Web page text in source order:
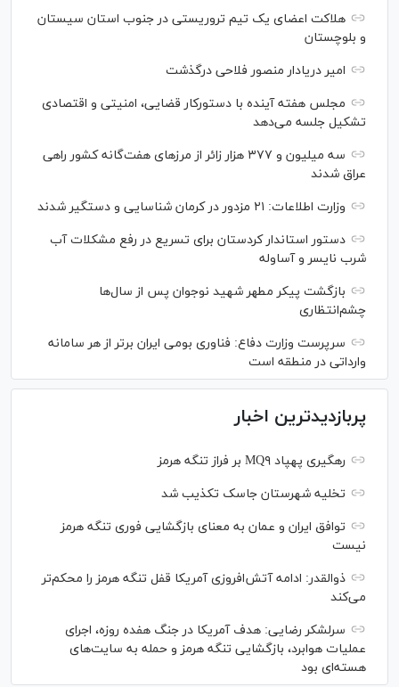
هلاکت اعضای یک تیم تروریستی در جنوب استان سیستان
و بلوچستان
امیر دریادار منصور فلاحی درگذشت
مجلس هفته آینده با دستورکار قضایی، امنیتی و اقتصادی
تشکیل جلسه می‌دهد
سه میلیون و ۳۷۷ هزار زائر از مرز‌های هفت‌گانه کشور راهی
عراق شدند
وزارت اطلاعات: ۲۱ مزدور در کرمان شناسایی و دستگیر شدند
دستور استاندار کردستان برای تسریع در رفع مشکلات آب
شرب نایسر و آساوله
بازگشت پیکر مطهر شهید نوجوان پس از سال‌ها
چشم‌انتظاری
سرپرست وزارت دفاع: فناوری بومی ایران برتر از هر سامانه
وارداتی در منطقه است
پربازدیدترین اخبار
رهگیری پهپاد MQ۹ بر فراز تنگه هرمز
تخلیه شهرستان جاسک تکذیب شد
توافق ایران و عمان به معنای بازگشایی فوری تنگه هرمز
نیست
ذوالقدر: ادامه آتش‌افروزی آمریکا قفل تنگه هرمز را محکم‌تر
می‌کند
سرلشکر رضایی: هدف آمریکا در جنگ هفده روزه، اجرای
عملیات هوابرد، بازگشایی تنگه هرمز و حمله به سایت‌های
هسته‌ای بود